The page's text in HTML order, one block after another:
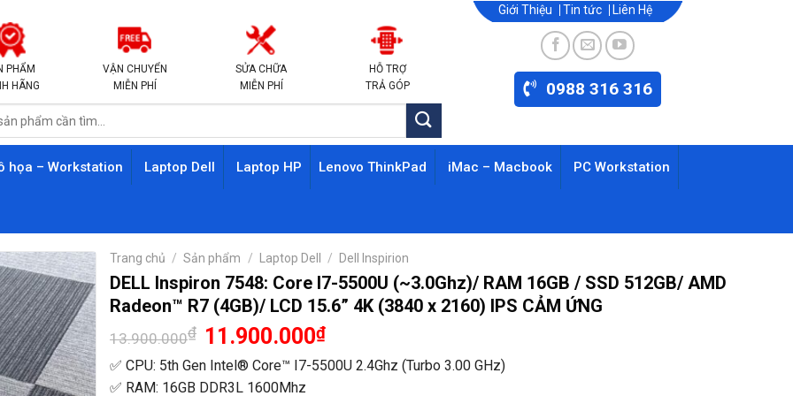
PHẨM
HÃNG
VẬN CHUYỂN
MIỄN PHÍ
SỬA CHỮA
MIỄN PHÍ
HỖ TRỢ
TRẢ GÓP
Giới Thiệu Tin tức Liên Hệ
0988 316 316
họa – Workstation Laptop Dell Laptop HP Lenovo ThinkPad iMac – Macbook PC Workstation
Trang chủ / Sản phẩm / Laptop Dell / Dell Inspirion
DELL Inspiron 7548: Core I7-5500U (~3.0Ghz)/ RAM 16GB / SSD 512GB/ AMD
Radeon™ R7 (4GB)/ LCD 15.6” 4K (3840 x 2160) IPS CẢM ỨNG
13.900.000₫ Giá
gốc
là:
13.900.000₫.
11.900.000₫Giá
tại
là:
✅ CPU: 5th Gen Intel® Core™ I7-5500U 2.4Ghz (Turbo 3.00 GHz)
✅ RAM: 16GB DDR3L 1600Mhz